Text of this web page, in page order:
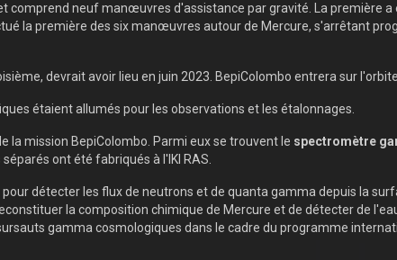
comprend neuf manœuvres d'assistance par gravité. La première a
la première des six manœuvres autour de Mercure, s'arrêtant
devrait avoir lieu en juin 2023. BepiColombo entrera sur
étaient allumés pour les observations et les étalonnages.
la mission BepiColombo. Parmi eux se trouvent le spectromètre
ont été fabriqués à l'IKI RAS.
pour détecter les flux de neutrons et de quanta gamma depuis la
la composition chimique de Mercure et de détecter de
gamma cosmologiques dans le cadre du programme